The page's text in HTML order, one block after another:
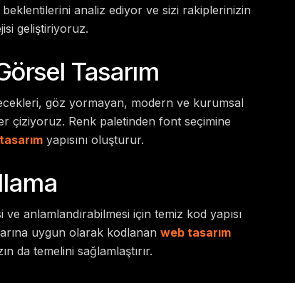
analiz ediyor ve sizi rakiplerinizin
geliştiriyoruz.
Tasarım
göz yormayan, modern ve kurumsal
çiziyoruz. Renk paletinden font seçimine
yapısını oluşturur.
anlamlandırabilmesi için temiz kod yapısı
uygun olarak kodlanan web tasarım
da temelini sağlamlaştırır.